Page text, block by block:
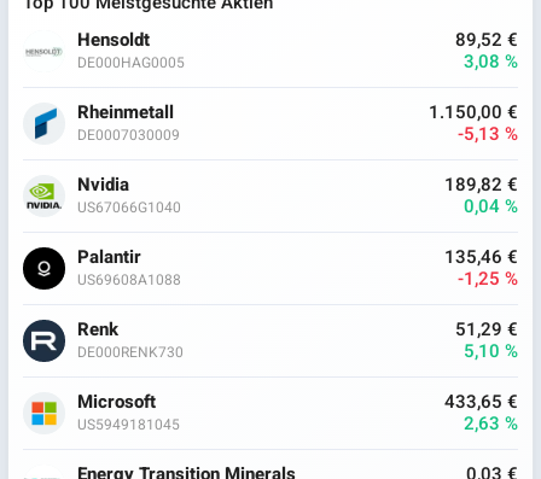
Hensoldt
DE000HAG0005
89,52 €
3,08 %
Rheinmetall
DE0007030009
1.150,00 €
-5,13 %
Nvidia
US67066G1040
189,82 €
0,04 %
Palantir
US69608A1088
135,46 €
-1,25 %
Renk
DE000RENK730
51,29 €
5,10 %
Microsoft
US5949181045
433,65 €
2,63 %
Energy Transition Minerals
0,03 €